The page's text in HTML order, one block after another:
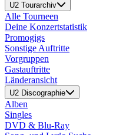
U2 Tourarchiv
Alle Tourneen
Deine Konzertstatistik
Promogigs
Sonstige Auftritte
Vorgruppen
Gastauftritte
Länderansicht
U2 Discographie
Alben
Singles
DVD & Blu-Ray